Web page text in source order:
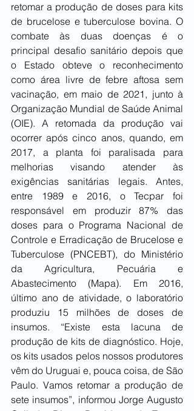
retomar a produção de doses para kits
de brucelose e tuberculose bovina. O
combate às duas doenças é o
principal desafio sanitário depois que
o Estado obteve o reconhecimento
como área livre de febre aftosa sem
vacinação, em maio de 2021, junto à
Organização Mundial de Saúde Animal
(OIE). A retomada da produção vai
ocorrer após cinco anos, quando, em
2017, a planta foi paralisada para
melhorias visando atender às
exigências sanitárias legais. Antes,
entre 1989 e 2016, o Tecpar foi
responsável em produzir 87% das
doses para o Programa Nacional de
Controle e Erradicação de Brucelose e
Tuberculose (PNCEBT), do Ministério
da Agricultura, Pecuária e
Abastecimento (Mapa). Em 2016,
último ano de atividade, o laboratório
produziu 15 milhões de doses de
insumos. “Existe esta lacuna de
produção de kits de diagnóstico. Hoje,
os kits usados pelos nossos produtores
vêm do Uruguai e, pouca coisa, de São
Paulo. Vamos retomar a produção de
sete insumos”, informou Jorge Augusto